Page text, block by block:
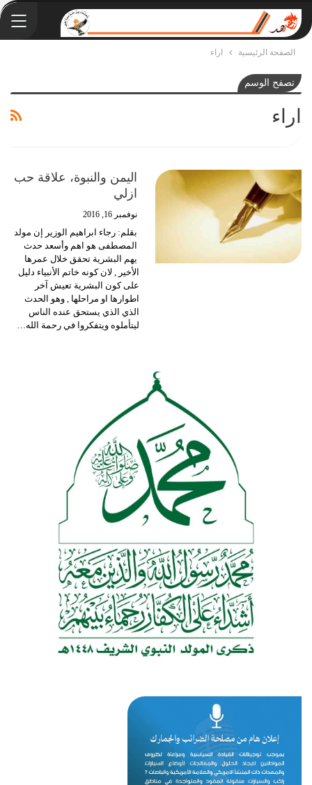
الصفحة الرئيسية اراء
تصفح الوسم
اراء
اليمن والنبوة، علاقة حب
ازلي
نوفمبر 16, 2016
بقلم: رجاء ابراهيم الوزير إن مولد
المصطفى هو اهم وأسعد حدث
يهم البشرية تحقق خلال عمرها
الأخير , لان كونه خاتم الأنبياء دليل
على كون البشرية تعيش آخر
اطوارها او مراحلها , وهو الحدث
الذي الذي يستحق عنده الناس
ليتأملوه ويتفكروا في رحمة الله…